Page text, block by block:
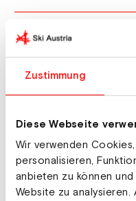
Zustimmung
Diese Webseite
Wir verwenden
personalisieren,
anbieten zu können
Website zu
10
11
13
14